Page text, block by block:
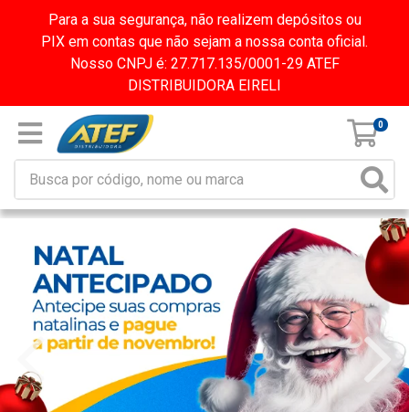
Para a sua segurança, não realizem depósitos ou
PIX em contas que não sejam a nossa conta oficial.
Nosso CNPJ é: 27.717.135/0001-29 ATEF
DISTRIBUIDORA EIRELI
0